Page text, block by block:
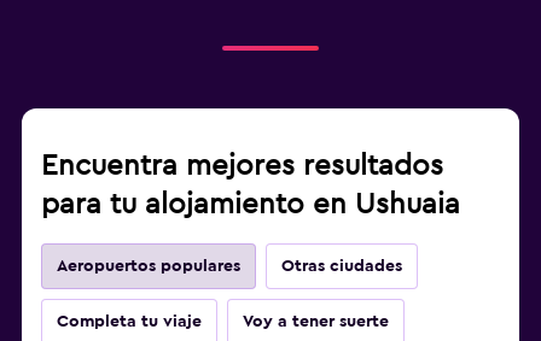
Encuentra mejores resultados
para tu alojamiento en Ushuaia
Aeropuertos populares Otras ciudades
Completa tu viaje Voy a tener suerte